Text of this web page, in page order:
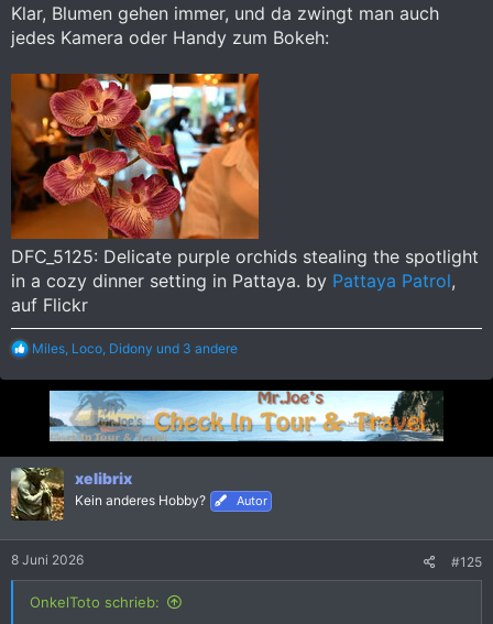
Klar, Blumen gehen immer, und da zwingt man auch
jedes Kamera oder Handy zum Bokeh:
DFC_5125: Delicate purple orchids stealing the spotlight
in a cozy dinner setting in Pattaya. by Pattaya Patrol,
auf Flickr
R
a
n
e
n
:
Miles Loco Didony und 3 andere
xelibrix
Kein anderes Hobby? Autor
8 Juni 2026 #125
OnkelToto schrieb: